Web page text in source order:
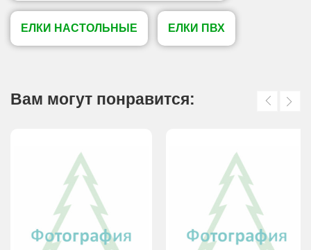
ЕЛКИ НАСТОЛЬНЫЕ ЕЛКИ ПВХ
Вам могут понравится: